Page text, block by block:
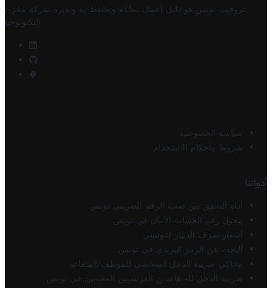
تروفيت تونس هو دليل أعمال تملكه وتحتفظ به وتديره
شركة مخزن
التكنولوجيا
سياسة الخصوصية
شروط وأحكام الاستخدام
أدواتنا
أداة التحقق من صحة الرقم الضريبي تونس
محول رقم الحساب الآيبان في تونس
أسعار صرف الدينار التونسي
البحث عن الرمز البريدي في تونس
محاكي ضريبة الدخل الشخصي للموظف/المتقاعد
ضريبة الدخل للمتقاعدين الفرنسيين المقيمين في تونس